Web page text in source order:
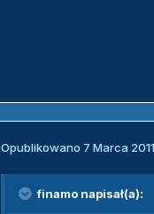
Opublikowano 7 Marca 2011
finamo napisał(a):